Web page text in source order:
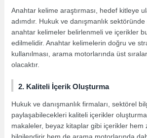
Anahtar kelime araştırması, hedef kitleye
adımdır. Hukuk ve danışmanlık
anahtar kelimeler belirlenmeli ve içerikler
edilmelidir. Anahtar kelimelerin doğru ve
kullanılması, arama motorlarında üst
olacaktır.
2. Kaliteli İçerik Oluşturma
Hukuk ve danışmanlık firmaları, sektörel
paylaşabilecekleri kaliteli içerikler
makaleler, beyaz kitaplar gibi içerikler hem